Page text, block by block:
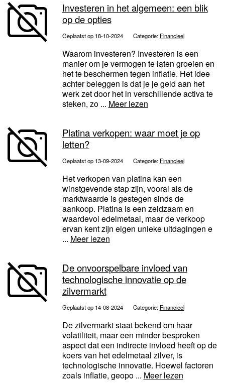
Investeren in het algemeen: een blik
op de opties
Geplaatst op 18-10-2024 Categorie: Financieel
Waarom investeren? Investeren is een
manier om je vermogen te laten groeien en
het te beschermen tegen inflatie. Het idee
achter beleggen is dat je je geld aan het
werk zet door het in verschillende activa te
steken, zo ... Meer lezen
Platina verkopen: waar moet je op
letten?
Geplaatst op 13-09-2024 Categorie: Financieel
Het verkopen van platina kan een
winstgevende stap zijn, vooral als de
marktwaarde is gestegen sinds de
aankoop. Platina is een zeldzaam en
waardevol edelmetaal, maar de verkoop
ervan kent zijn eigen unieke uitdagingen e
... Meer lezen
De onvoorspelbare invloed van
technologische innovatie op de
zilvermarkt
Geplaatst op 14-08-2024 Categorie: Financieel
De zilvermarkt staat bekend om haar
volatiliteit, maar een minder besproken
aspect dat een indirecte invloed heeft op de
koers van het edelmetaal zilver, is
technologische innovatie. Hoewel factoren
zoals inflatie, geopo ... Meer lezen